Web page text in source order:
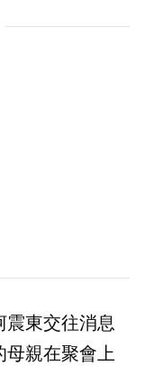
震東交往消息
母親在聚會上